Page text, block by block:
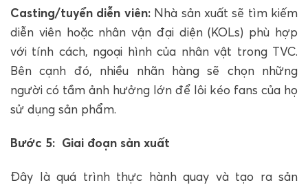
Casting/tuyển diễn viên: Nhà sản xuất sẽ tìm kiếm
diễn viên hoặc nhân vận đại diện (KOLs) phù hợp
với tính cách, ngoại hình của nhân vật trong TVC.
Bên cạnh đó, nhiều nhãn hàng sẽ chọn những
người có tầm ảnh hưởng lớn để lôi kéo fans của họ
sử dụng sản phẩm.
Bước 5: Giai đoạn sản xuất
Đây là quá trình thực hành quay và tạo ra sản